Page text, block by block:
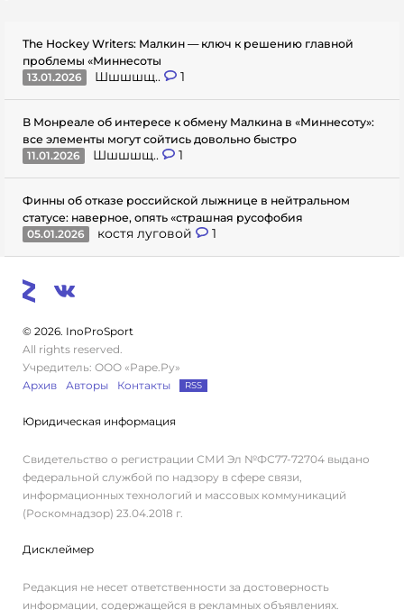
The Hockey Writers: Малкин — ключ к решению главной
проблемы «Миннесоты
13.01.2026
Шшшшщ.. 1
В Монреале об интересе к обмену Малкина в «Миннесоту»:
все элементы могут сойтись довольно быстро
11.01.2026
Шшшшщ.. 1
Финны об отказе российской лыжнице в нейтральном
статусе: наверное, опять «страшная русофобия
05.01.2026
костя луговой 1
© 2026. InoProSport
All rights reserved.
Учредитель: ООО «Раре.Ру»
Архив
Авторы Контакты RSS
Юридическая информация
Свидетельство о регистрации СМИ Эл №ФС77-72704 выдано
федеральной службой по надзору в сфере связи,
информационных технологий и массовых коммуникаций
(Роскомнадзор) 23.04.2018 г.
Дисклеймер
Редакция не несет ответственности за достоверность
информации, содержащейся в рекламных объявлениях.